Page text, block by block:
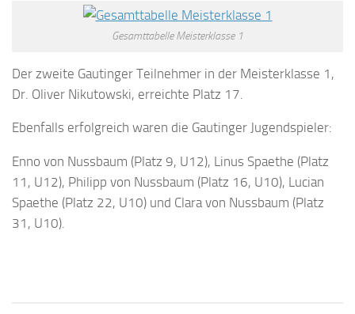
Gesamttabelle Meisterklasse 1
Der zweite Gautinger Teilnehmer in der Meisterklasse 1,
Dr. Oliver Nikutowski, erreichte Platz 17.
Ebenfalls erfolgreich waren die Gautinger Jugendspieler:
Enno von Nussbaum (Platz 9, U12), Linus Spaethe (Platz
11, U12), Philipp von Nussbaum (Platz 16, U10), Lucian
Spaethe (Platz 22, U10) und Clara von Nussbaum (Platz
31, U10).